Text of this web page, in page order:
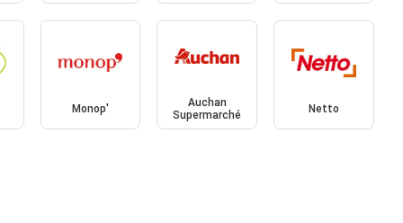
Monop'
Auchan
Supermarché
Netto